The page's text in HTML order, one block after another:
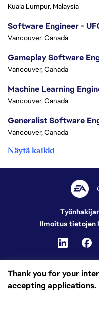
Thank you for your
accepting applications.
Kuala Lumpur, Malaysia
Software Engineer -
Vancouver, Canada
Gameplay Software
Vancouver, Canada
Machine Learning
Vancouver, Canada
Generalist Software
Vancouver, Canada
Näytä kaikki
Ilmoitus tietojen